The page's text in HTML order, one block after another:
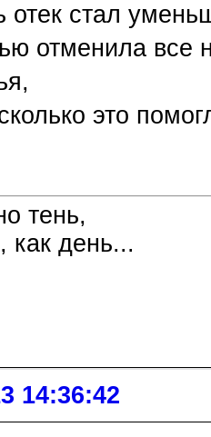
отек стал
отменила все
это
тень,
как день...
14:36:42